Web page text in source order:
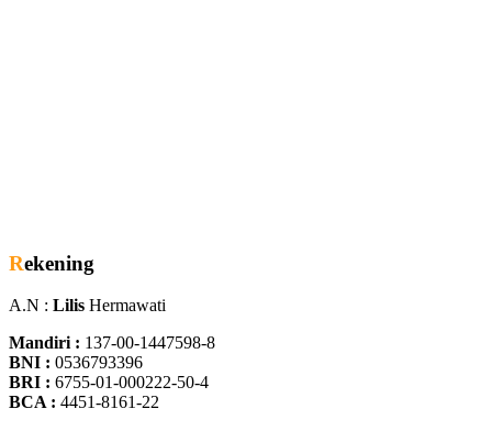
Rekening
A.N : Lilis Hermawati
Mandiri : 137-00-1447598-8
BNI : 0536793396
BRI : 6755-01-000222-50-4
BCA : 4451-8161-22